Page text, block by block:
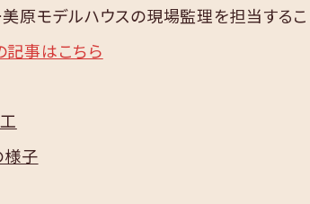
原モデルハウスの現場監理を担当するこ
事はこちら
様子